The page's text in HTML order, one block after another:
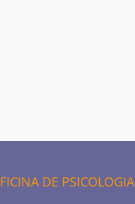
DE PSICOLOGIA